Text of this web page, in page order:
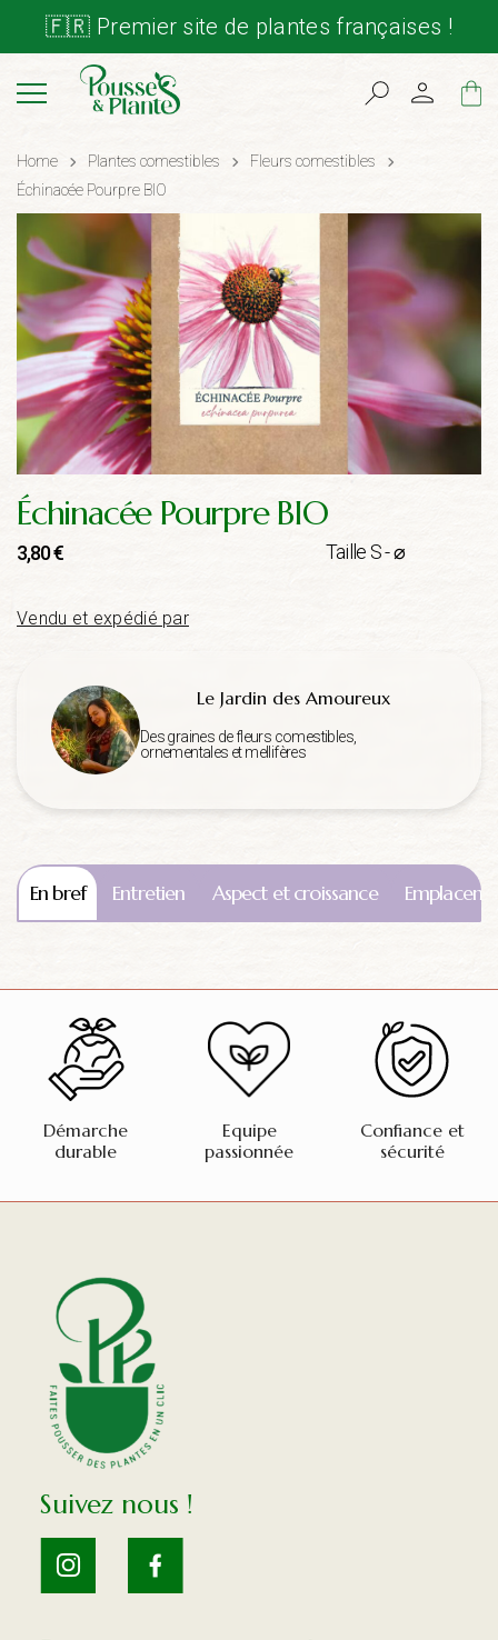
🇫🇷 Premier site de plantes françaises !
Cart
Home Plantes comestibles
Fleurs comestibles
Échinacée Pourpre BIO
Échinacée Pourpre BIO
3,80€ Taille S - ⌀
Vendu et expédié par
Le Jardin des Amoureux
Des graines de fleurs comestibles,
ornementales et mellifères
En bref Entretien Aspect et croissance
Démarche
durable
Equipe
passionnée
Confiance et
sécurité
Suivez nous !